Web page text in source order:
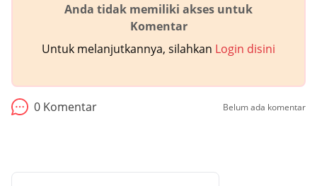
Anda tidak memiliki akses untuk
Komentar
Untuk melanjutkannya, silahkan Login disini
0 Komentar Belum ada komentar